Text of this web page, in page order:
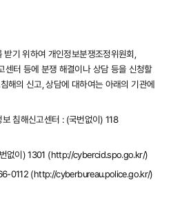
기 위하여 개인정보분쟁조정위원회,
센터 등에 분쟁 해결이나 상담 등을 신청할
해의 신고, 상담에 대하여는 아래의 기관에
침해신고센터 : (국번없이) 118
없이) 1301 (http://cybercid.spo.go.kr/)
0112 (http://cyberbureau.police.go.kr/)